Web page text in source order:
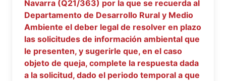
Navarra (Q21/363) por la que se recuerda al
Departamento de Desarrollo Rural y Medio
Ambiente el deber legal de resolver en plazo
las solicitudes de información ambiental que
le presenten, y sugerirle que, en el caso
objeto de queja, complete la respuesta dada
a la solicitud, dado el periodo temporal a que